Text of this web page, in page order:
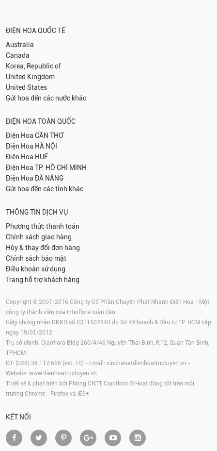
ĐIỆN HOA QUỐC TẾ
Australia
Canada
Korea, Republic of
United Kingdom
United States
Gửi hoa đến các nước khác
ĐIỆN HOA TOÀN QUỐC
Điện Hoa CẦN THƠ
Điện Hoa HÀ NỘI
Điện Hoa HUẾ
Điện Hoa TP. HỒ CHÍ MINH
Điện Hoa ĐÀ NẴNG
Gửi hoa đến các tỉnh khác
THÔNG TIN DỊCH VỤ
Phương thức thanh toán
Chính sách giao hàng
Hủy & thay đổi đơn hàng
Chính sách bảo mật
Điều khoản sử dụng
Trang hỗ trợ khách hàng
Copyright © 2007-2016 Công ty Cổ Phần Chuyển Phát Nhanh Điện Hoa - Một
công ty thành viên của Interflora toàn cầu
Giấy chứng nhận ĐKKD số 0311502940 do Sở Kế hoạch & Đầu tư TP. HCM cấp
ngày 19/01/2012
Trụ sở chính: Ciaoflora Bldg 260/4/46 Nguyễn Thái Bình, P.12, Quận Tân Bình,
TPHCM
ĐT: (028) 38.112.666 (ext. 10) - Email: xinchaoatdienhoatructuyen.vn -
Website: www.dienhoatructuyen.vn
Thiết kế & phát triển bởi Phòng CNTT Ciaoflora ® Hoạt động tốt trên môi
trường Chrome - Firefox và IE9+
KẾT NỐI